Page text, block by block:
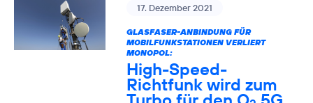
17. Dezember 2021
GLASFASER-ANBINDUNG FÜR
MOBILFUNKSTATIONEN VERLIERT
MONOPOL:
High-Speed-
Richtfunk wird zum